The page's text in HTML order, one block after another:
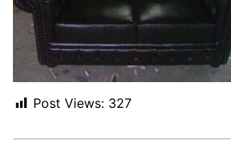
Post Views: 327